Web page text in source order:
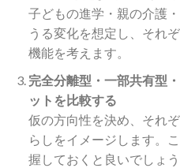
子どもの進学・親の介護
うる変化を想定し、それ
機能を考えます。
完全分離型・一部共有型
ットを比較する
仮の方向性を決め、それ
らしをイメージします。
握しておくと良いでしょう